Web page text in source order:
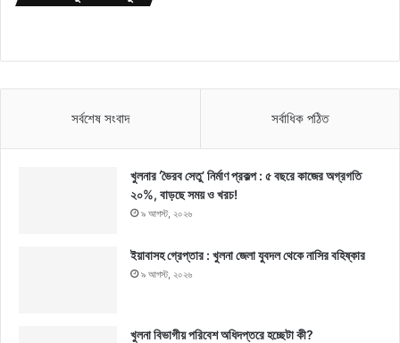
সর্বশেষ সংবাদ সর্বাধিক পঠিত
খুলনার ‘ভৈরব সেতু’ নির্মাণ প্রকল্প : ৫ বছরে কাজের অগ্রগতি
২০%, বাড়ছে সময় ও খরচ!
৯ আগস্ট, ২০২৬
ইয়াবাসহ গ্রেপ্তার : খুলনা জেলা যুবদল থেকে নাসির বহিষ্কার
৯ আগস্ট, ২০২৬
খুলনা বিভাগীয় পরিবেশ অধিদপ্তরে হচ্ছেটা কী?